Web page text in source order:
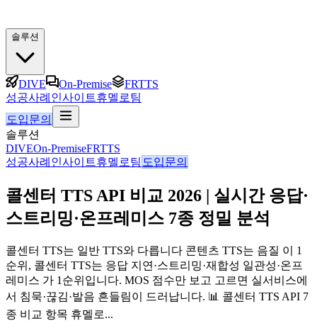
솔루션
DIVE On-Premise
FRTTS
성공사례 인사이트휴멜로팀
도입문의
솔루션
DIVEOn-PremiseFRTTS
성공사례 인사이트휴멜로팀 도입문의
콜센터 TTS API 비교 2026 | 실시간 응답·
스트리밍·온프레미스 7종 정밀 분석
콜센터 TTS는 일반 TTS와 다릅니다 콘텐츠 TTS는 음질 이 1
순위, 콜센터 TTS는 응답 지연·스트리밍·재합성 일관성·온프
레미스 가 1순위입니다. MOS 점수만 보고 고르면 실서비스에
서 침묵·끊김·발음 흔들림이 드러납니다. 📊 콜센터 TTS API 7
종 비교 항목 휴멜로...